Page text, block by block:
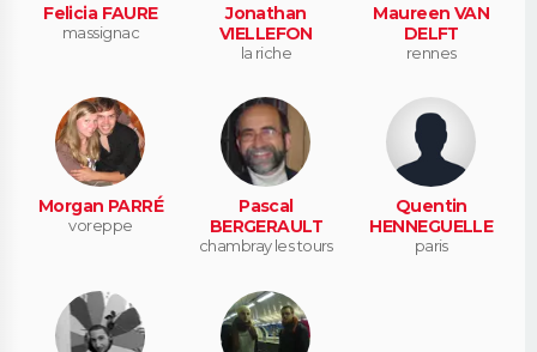
Felicia FAURE
massignac
Jonathan
VIELLEFON
la riche
Maureen VAN
DELFT
rennes
Morgan PARRÉ
voreppe
Pascal
BERGERAULT
chambray les tours
Quentin
HENNEGUELLE
paris